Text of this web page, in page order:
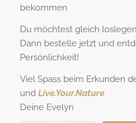
bekommen
Du möchtest gleich
Dann bestelle jetzt und
Persönlichkeit!
Viel Spass beim Erkunden
und Live.Your.Nature
Deine Evelyn